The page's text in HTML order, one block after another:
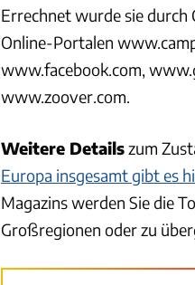
Errechnet wurde sie durch
Online-Portalen
www.facebook.com,
www.zoover.com.
Weitere Detailszum
Europa insgesamt gibt es
Magazins werden Sie die
Großregionen oder zu